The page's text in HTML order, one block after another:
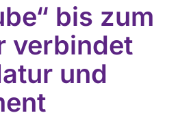
bis zum
verbindet
und